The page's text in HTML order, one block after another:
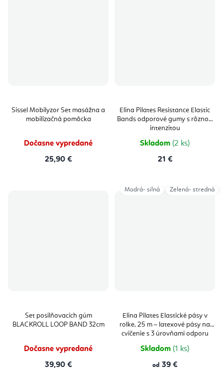
Sissel Mobilyzor Set masážna a
mobilizačná pomôcka
Dočasne vypredané
25,90 €
Elina Pilates Resistance Elastic
Bands odporové gumy s rôznou
intenzitou
Skladom (2 ks)
21 €
Set posilňovacích gúm
BLACKROLL LOOP BAND 32cm
Dočasne vypredané
39,90 €
Elina Pilates Elastické pásy v
rolke, 25 m – latexové pásy na
cvičenie s 3 úrovňami odporu
Skladom (1 ks)
od 39 €
Modrá- silná Zelená- stredná